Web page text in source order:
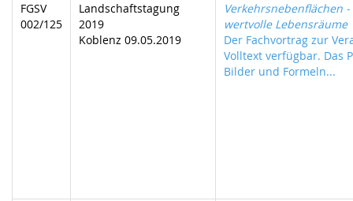
FGSV
002/125
Landschaftstagung
2019
Koblenz 09.05.2019
Verkehrsnebenflächen
wertvolle Lebensräume
Der Fachvortrag zur
Volltext verfügbar. Das
Bilder und Formeln...